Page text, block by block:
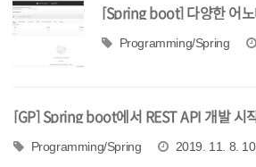
[Spring boot] 다양한 어
HTTP API 구현
Programming/Spring
[GP] Spring boot에서 REST API 개발 시
Programming/Spring 2019. 11. 8.